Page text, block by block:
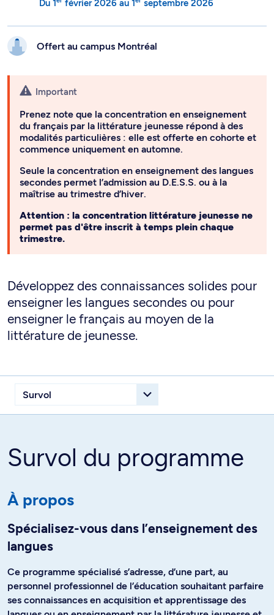
Du 1 février 2026 au 1 septembre 2026
Offert au campus Montréal
Important
Prenez note que la concentration en enseignement
du français par la littérature jeunesse répond à des
modalités particulières : elle est offerte en cohorte et
commence uniquement en automne.
Seule la concentration en enseignement des langues
secondes permet l’admission au D.E.S.S. ou à la
maîtrise au trimestre d’hiver.
Attention : la concentration littérature jeunesse ne
permet pas d'être inscrit à temps plein chaque
trimestre.
Développez des connaissances solides pour
enseigner les langues secondes ou pour
enseigner le français au moyen de la
littérature de jeunesse.
Survol du programme
À propos
Spécialisez-vous dans l’enseignement des
langues
Ce programme spécialisé s’adresse, d’une part, au
personnel professionnel de l’éducation souhaitant parfaire
ses connaissances en acquisition et apprentissage des